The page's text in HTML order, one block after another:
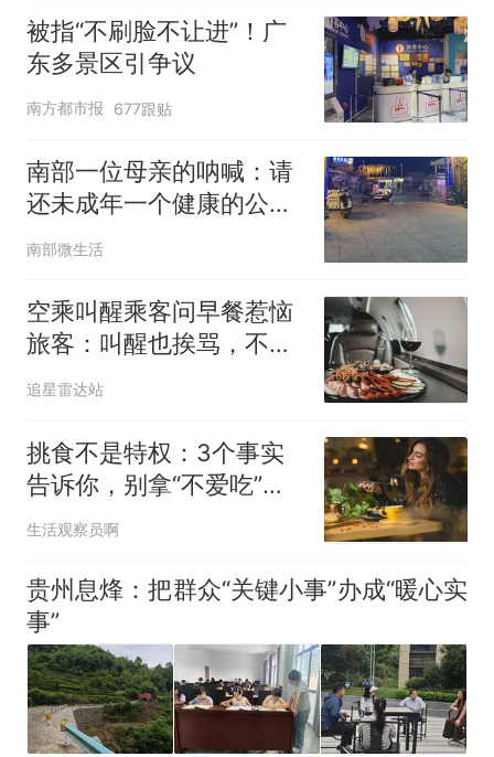
被指“不刷脸不让进”！广
东多景区引争议
南方都市报 677跟贴
南部一位母亲的呐喊：请
还未成年一个健康的公
厕！
南部微生活
空乘叫醒乘客问早餐惹恼
旅客：叫醒也挨骂，不叫
也挨骂，客服太难了
追星雷达站
挑食不是特权：3个事实
告诉你，别拿“不爱吃”当
任性借口
生活观察员啊
贵州息烽：把群众“关键小事”办成“暖心实
事”